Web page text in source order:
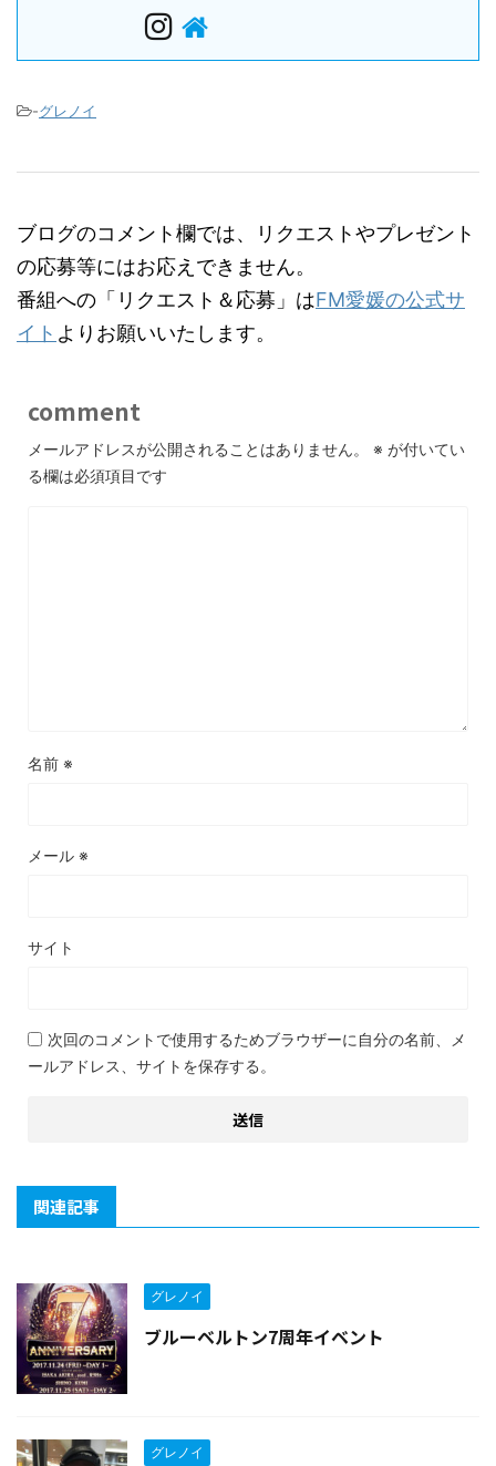
-グレノイ
ブログのコメント欄では、リクエストやプレゼント
の応募等にはお応えできません。
番組への「リクエスト＆応募」はFM愛媛の公式サ
イト よりお願いいたします。
comment
メールアドレスが公開されることはありません。 ※ が付いてい
る欄は必須項目です
名前 ※
メール ※
サイト
次回のコメントで使用するためブラウザーに自分の名前、メ
ールアドレス、サイトを保存する。
関連記事
グレノイ
ブルーベルトン7周年イベント
グレノイ